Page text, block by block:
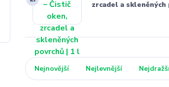
zrcadel a skleněných
Nejnovější Nejlevnější